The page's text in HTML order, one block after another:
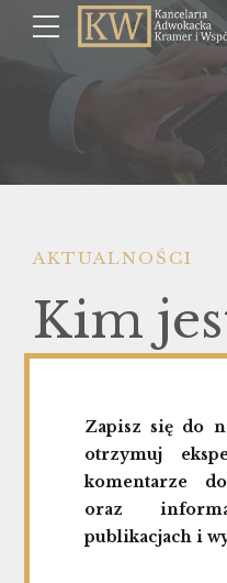
AKTUALNOŚCI
Kim
rynku
Zapisz się do
otrzymuj
komentarze
oraz
publikacjach i